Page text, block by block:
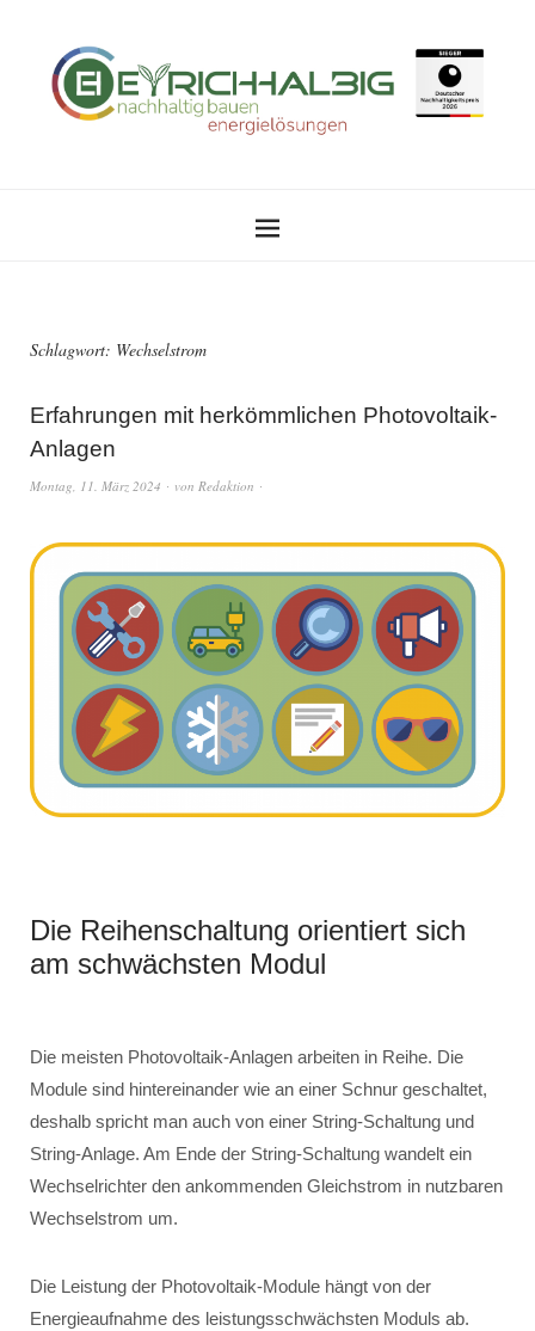
Schlagwort: Wechselstrom
Erfahrungen mit herkömmlichen Photovoltaik-
Anlagen
Montag, 11. März 2024 von Redaktion
Die Reihenschaltung orientiert sich
am schwächsten Modul
Die meisten Photovoltaik-Anlagen arbeiten in Reihe. Die
Module sind hintereinander wie an einer Schnur geschaltet,
deshalb spricht man auch von einer String-Schaltung und
String-Anlage. Am Ende der String-Schaltung wandelt ein
Wechselrichter den ankommenden Gleichstrom in nutzbaren
Wechselstrom um.
Die Leistung der Photovoltaik-Module hängt von der
Energieaufnahme des leistungsschwächsten Moduls ab.